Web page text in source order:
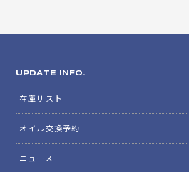
UPDATE INFO.
在庫リスト
オイル交換予約
ニュース